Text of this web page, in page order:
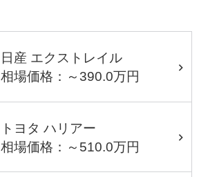
日産 エクストレイル
相場価格：～390.0万円
トヨタ ハリアー
相場価格：～510.0万円